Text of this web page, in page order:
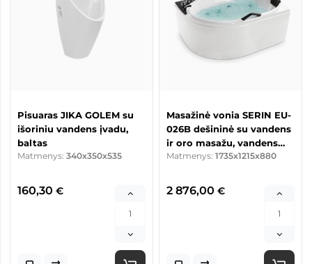
Pisuaras JIKA GOLEM su
išoriniu vandens įvadu,
baltas
Matmenys: 340x350x535
160,30 €
Masažinė vonia SERIN EU-
026B dešininė su vandens
ir oro masažu, vandens
šildytuvu
Matmenys: 1735x1215x880
2 876,00 €